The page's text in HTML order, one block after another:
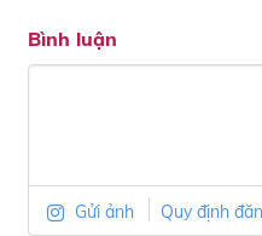
Bình luận
Gửi ảnh Quy định